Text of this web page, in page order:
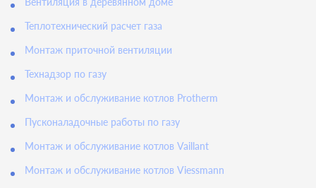
Теплотехнический расчет газа
Монтаж приточной вентиляции
Технадзор по газу
Монтаж и обслуживание котлов Protherm
Пусконаладочные работы по газу
Монтаж и обслуживание котлов Vaillant
Монтаж и обслуживание котлов Viessmann